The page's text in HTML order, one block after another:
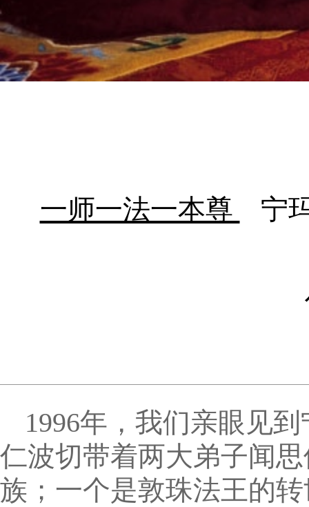
一师一法一本尊 宁
1996年，我们亲眼见
仁波切带着两大弟子闻
族；一个是敦珠法王的